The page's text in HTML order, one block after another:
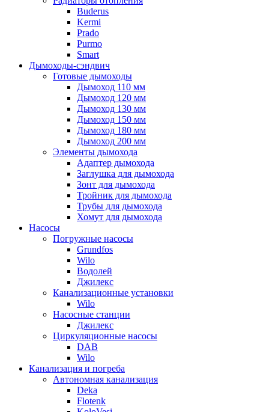
Buderus
Kermi
Prado
Purmo
Smart
Дымоходы-сэндвич
Готовые дымоходы
Дымоход 110 мм
Дымоход 120 мм
Дымоход 130 мм
Дымоход 150 мм
Дымоход 180 мм
Дымоход 200 мм
Элементы дымохода
Адаптер дымохода
Заглушка для дымохода
Зонт для дымохода
Тройник для дымохода
Трубы для дымохода
Хомут для дымохода
Насосы
Погружные насосы
Grundfos
Wilo
Водолей
Джилекс
Канализационные установки
Wilo
Насосные станции
Джилекс
Циркуляционные насосы
DAB
Wilo
Канализация и погреба
Автономная канализация
Deka
Flotenk